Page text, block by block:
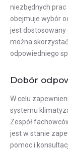
niezbędnych prac
obejmuje wybór
jest dostosowany
można
odpowiedniego
Dobór
W celu
systemu
Zespół
jest w stanie
pomoc i